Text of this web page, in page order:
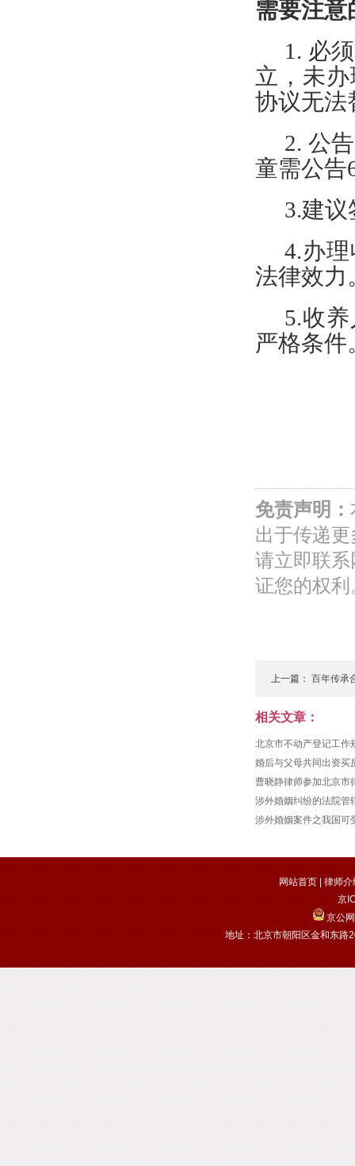
需要注意
1. 必
立 ， 未
协议无法
2. 公
童需公告
3.建
4.办
法律效力
5.收
严格条件
免责声明：
出于传递
请立即联
证您的权利
上一篇： 百年传承
界...
相关文章：
北京市不动产登记工作
婚后与父母共同出资买
曹晓静律师参加北京市
涉外婚姻纠纷的法院管
涉外婚姻案件之我国可
网站首页| 律师介
京
京公
地址：北京市朝阳区金和东路